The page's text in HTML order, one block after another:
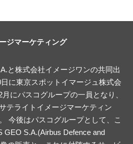
ジマーケティング
と株式会社イメージワンの共同出
に東京スポットイマージュ株式会
にパスコグループの一員となり、
テライトイメージマーケティン
今後はパスコグループとして、こ
GEO S.A.(Airbus Defence and